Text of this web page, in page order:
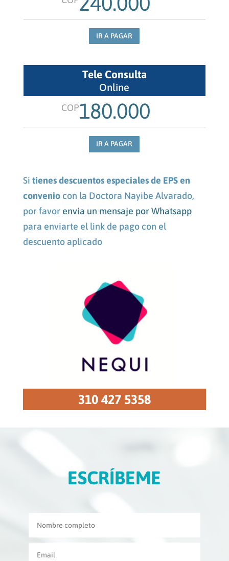
IR A PAGAR
Tele Consulta
Online
COP180.000
IR A PAGAR
Si tienes descuentos especiales de EPS en
conveniocon la Doctora Nayibe Alvarado,
por favor envia un mensaje por Whatsapp
para enviarte el link de pago con el
descuento aplicado
310 427 5358
ESCRÍBEME